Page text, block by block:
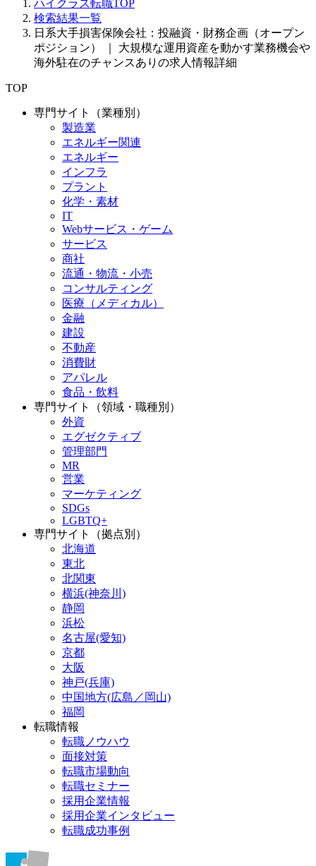
ハイクラス転職TOP
検索結果一覧
日系大手損害保険会社：投融資・財務企画（オープン
ポジション） ｜ 大規模な運用資産を動かす業務機会や
海外駐在のチャンスありの求人情報詳細
TOP
専門サイト（業種別）
製造業
エネルギー関連
エネルギー
インフラ
プラント
化学・素材
IT
Webサービス・ゲーム
サービス
商社
流通・物流・小売
コンサルティング
医療（メディカル）
金融
建設
不動産
消費財
アパレル
食品・飲料
専門サイト（領域・職種別）
外資
エグゼクティブ
管理部門
MR
営業
マーケティング
SDGs
LGBTQ+
専門サイト（拠点別）
北海道
東北
北関東
横浜(神奈川)
静岡
浜松
名古屋(愛知)
京都
大阪
神戸(兵庫)
中国地方(広島／岡山)
福岡
転職情報
転職ノウハウ
面接対策
転職市場動向
転職セミナー
採用企業情報
採用企業インタビュー
転職成功事例